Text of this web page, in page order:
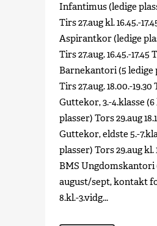
Infantimus (ledige
Tirs 27.aug kl. 16.45.-
Aspirantkor (ledige
Tirs 27.aug. 16.45.-17.45
Barnekantori (5 ledige
Tirs 27.aug. 18.00.-
Guttekor, 3.-4.klasse (6
plasser) Tors 29.aug
Guttekor, eldste 5.-
plasser) Tors 29.aug kl.
BMS
august/sept, kontakt
8.kl.-3.vidg...